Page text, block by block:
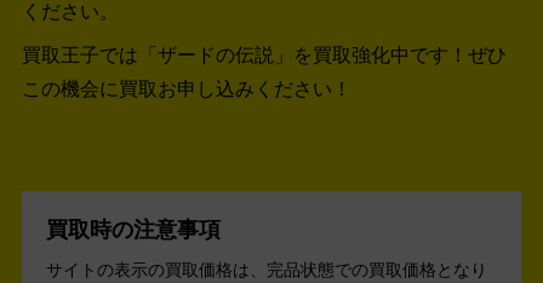
ください。
買取王子では「ザードの伝説」を買取強化中です！ ぜひ
この機会に買取お申し込みください！
買取時の注意事項
サイトの表示の買取価格は、完品状態での買取価格となり